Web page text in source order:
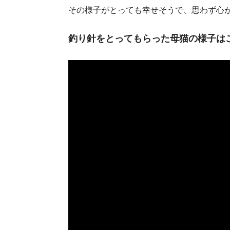
その様子がとっても幸せそうで、思わず心
釣り針をとってもらった母猫の様子は